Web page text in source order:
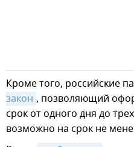
Кроме того, российские
закон , позволяющий
срок от одного дня до
возможно на срок не